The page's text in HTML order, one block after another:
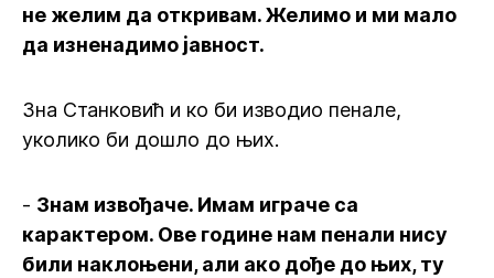
не желим да откривам. Желимо и ми мало
да изненадимо јавност.
Зна Станковић и ко би изводио пенале,
уколико би дошло до њих.
- Знам извођаче. Имам играче са
карактером. Ове године нам пенали нису
били наклоњени, али ако дође до њих, ту